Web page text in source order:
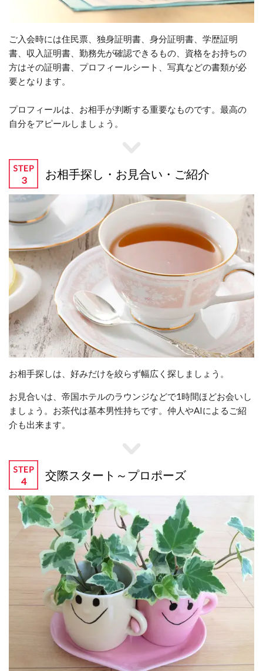
ご入会時には住民票、独身証明書、身分証明書、学歴証明
書、収入証明書、勤務先が確認できるもの、資格をお持ちの
方はその証明書、プロフィールシート、写真などの書類が必
要となります。
プロフィールは、お相手が判断する重要なものです。最高の
自分をアピールしましょう。
お相手探し・お見合い・ご紹介
お相手探しは、好みだけを絞らず幅広く探しましょう。
お見合いは、帝国ホテルのラウンジなどで1時間ほどお会いし
ましょう。お茶代は基本男性持ちです。仲人やAIによるご紹
介も出来ます。
交際スタート～プロポーズ